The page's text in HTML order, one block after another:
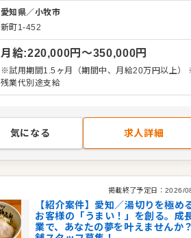
を経て、「湯切り」修業で油そば調理を習得しま
す。お客様の「うまい！」をつくるプロフェッシ
ナルを目指しましょう。 ゆくゆくはアルバイト育
や店舗運営の補佐もお任せ。希望があれば、店長
SV、海外店舗の立ち上げなど、多彩なキャリアパ
スもご用意しています。 ＜おすすめポイント＞
「湯切り」で一人前を目指す、分かりやすい成長
愛知県／小牧市
新町1-452
月給:220,000円〜350,000円
※試用期間1.5ヶ月（期間中、月給20万円以上）
残業代別途支給
気になる 求人詳細
掲載終了予定日： 2026/
【紹介案件】愛知／湯切りを極め
お客様の「うまい！」を創る。成
業で、あなたの夢を叶えませんか